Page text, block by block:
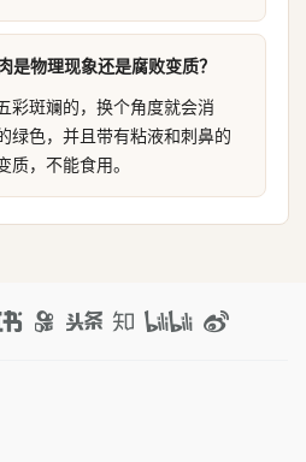
是物理现象还是腐败变质？
彩斑斓的，换个角度就会消
绿色，并且带有粘液和刺鼻的
质，不能食用。